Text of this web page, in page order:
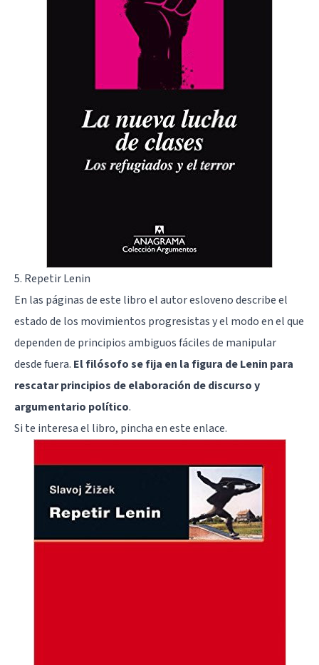
5. Repetir Lenin
En las páginas de este libro el autor esloveno describe el
estado de los movimientos progresistas y el modo en el que
dependen de principios ambiguos fáciles de manipular
desde fuera. El filósofo se fija en la figura de Lenin para
rescatar principios de elaboración de discurso y
argumentario político.
Si te interesa el libro, pincha en este enlace.